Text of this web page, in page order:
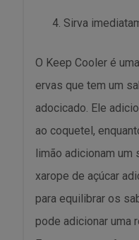
Sirva
O Keep Cooler é
ervas que tem um
adocicado. Ele
ao coquetel,
limão adicionam um
xarope de açúcar
para equilibrar os
pode adicionar uma